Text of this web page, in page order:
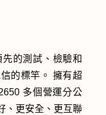
的測試、檢驗和
的標竿。 擁有超
多個營運分公
、更安全、更互聯